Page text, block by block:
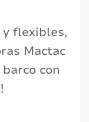
flexibles,
Mactac
con